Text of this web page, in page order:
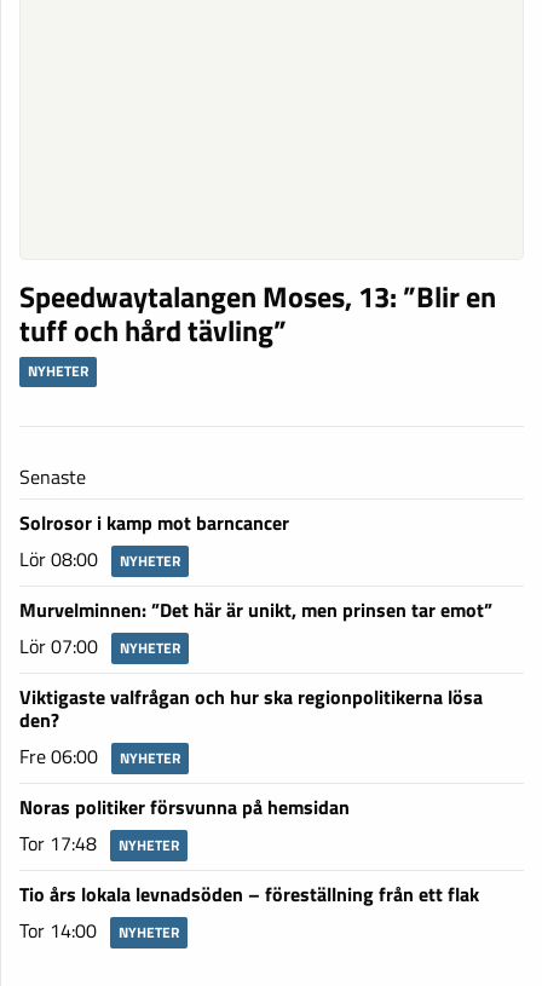
Speedwaytalangen Moses, 13: ”Blir en
tuff och hård tävling”
NYHETER
Senaste
Solrosor i kamp mot barncancer
Lör 08:00
NYHETER
Murvelminnen: ”Det här är unikt, men prinsen tar emot”
Lör 07:00
NYHETER
Viktigaste valfrågan och hur ska regionpolitikerna lösa
den?
Fre 06:00
NYHETER
Noras politiker försvunna på hemsidan
Tor 17:48
NYHETER
Tio års lokala levnadsöden – föreställning från ett flak
Tor 14:00
NYHETER